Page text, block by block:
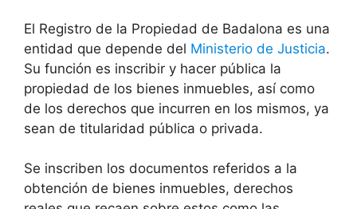
El Registro de la Propiedad de Badalona es una
entidad que depende del Ministerio de Justicia.
Su función es inscribir y hacer pública la
propiedad de los bienes inmuebles, así como
de los derechos que incurren en los mismos, ya
sean de titularidad pública o privada.
Se inscriben los documentos referidos a la
obtención de bienes inmuebles, derechos